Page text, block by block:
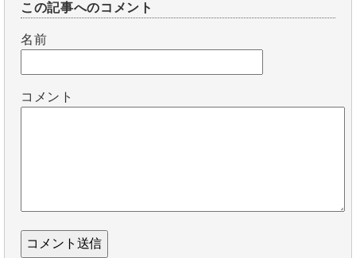
この記事へのコメント
名前
コメント